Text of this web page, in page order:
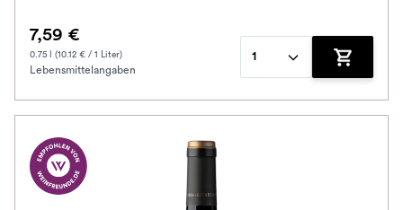
7,59 €
0.75 l (10.12 € / 1 Liter)
Lebensmittelangaben
1
Zum